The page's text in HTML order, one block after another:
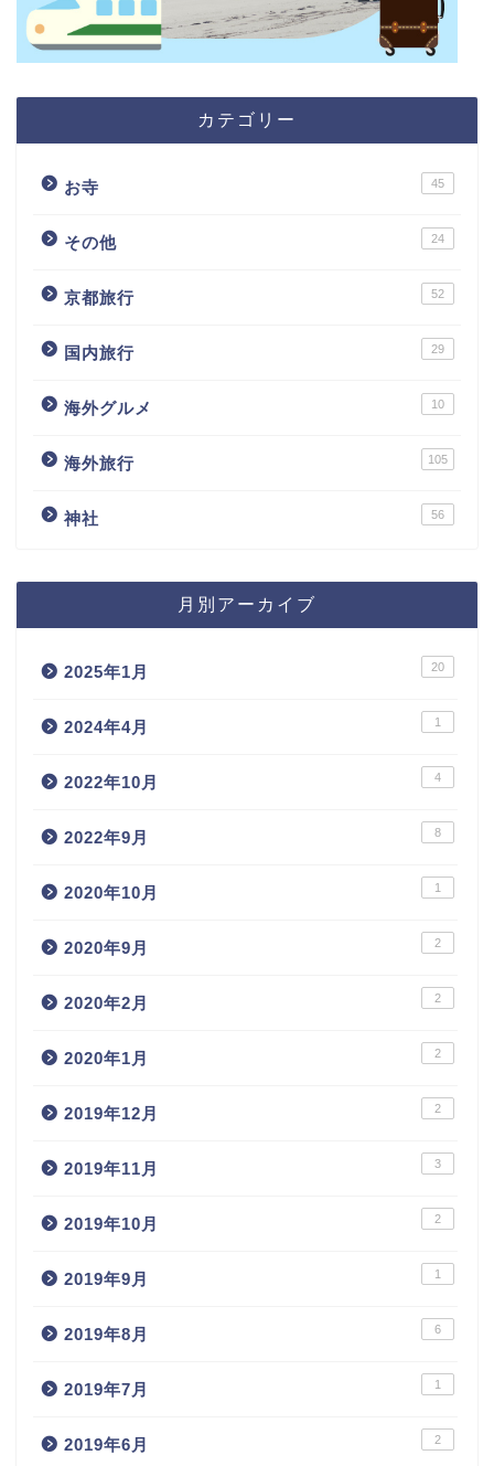
カテゴリー
お寺 45
その他 24
京都旅行 52
国内旅行 29
海外グルメ 10
海外旅行 105
神社 56
月別アーカイブ
2025年1月 20
2024年4月 1
2022年10月 4
2022年9月 8
2020年10月 1
2020年9月 2
2020年2月 2
2020年1月 2
2019年12月 2
2019年11月 3
2019年10月 2
2019年9月 1
2019年8月 6
2019年7月 1
2019年6月 2